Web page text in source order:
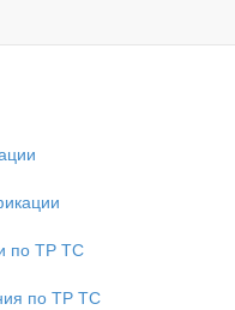
по ТР ТС
по ТР ТС